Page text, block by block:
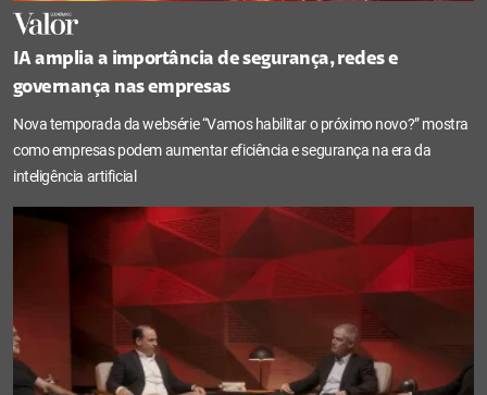
IA amplia a importância de segurança, redes e
governança nas empresas
Nova temporada da websérie “Vamos habilitar o próximo novo?” mostra
como empresas podem aumentar eficiência e segurança na era da
inteligência artificial